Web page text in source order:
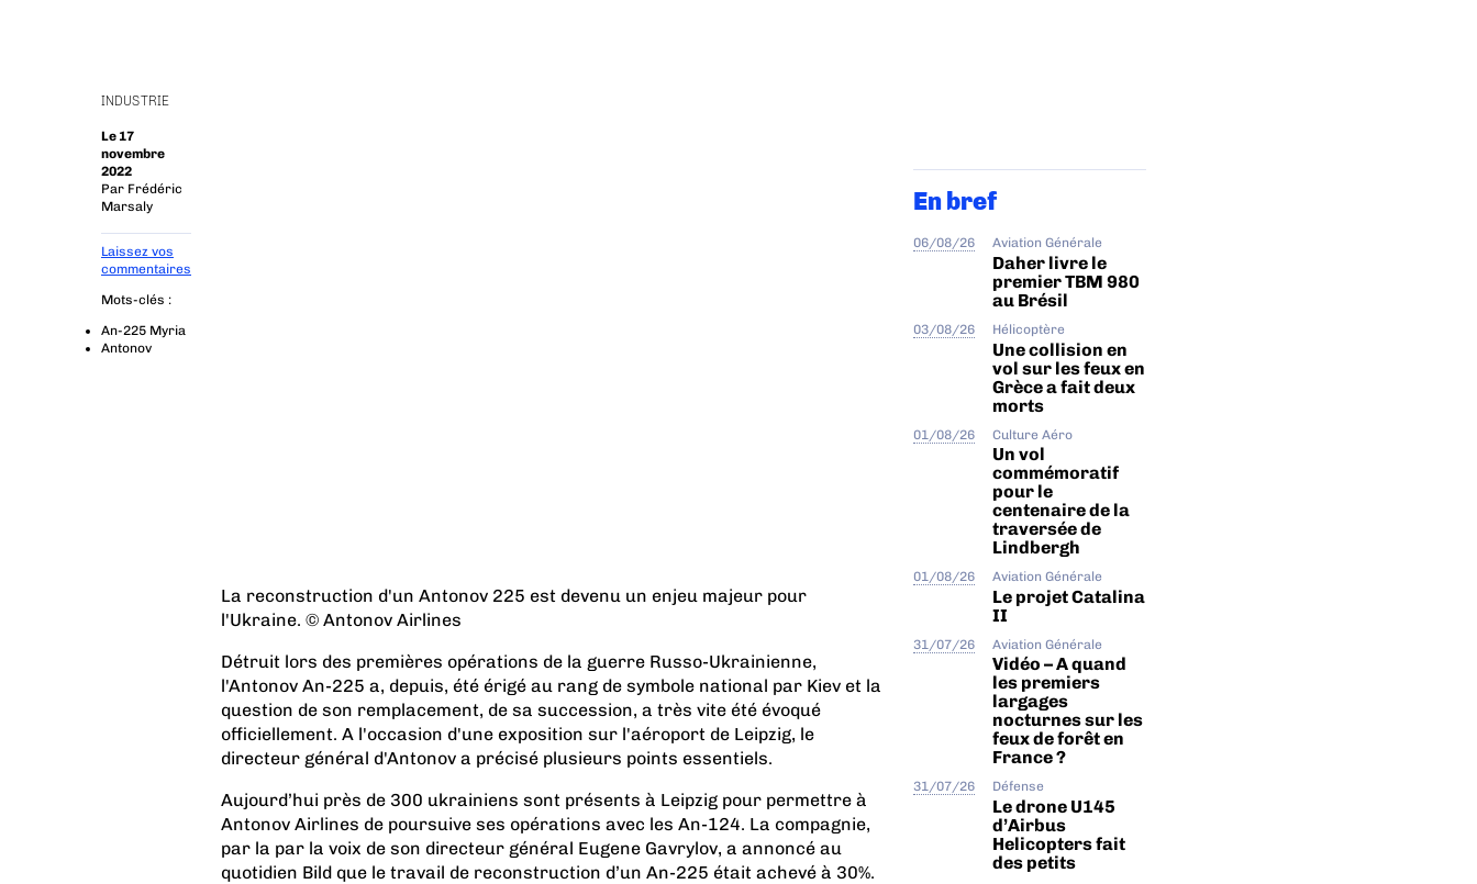
INDUSTRIE
Le 17
novembre
2022
Par Frédéric
Marsaly
Laissez vos
commentaires
Mots-clés :
An-225 Myria
Antonov
La reconstruction d'un Antonov 225 est devenu un enjeu majeur pour
l'Ukraine. © Antonov Airlines
Détruit lors des premières opérations de la guerre Russo-Ukrainienne,
l'Antonov An-225 a, depuis, été érigé au rang de symbole national par Kiev et la
question de son remplacement, de sa succession, a très vite été évoqué
officiellement. A l'occasion d'une exposition sur l'aéroport de Leipzig, le
directeur général d'Antonov a précisé plusieurs points essentiels.
Aujourd’hui près de 300 ukrainiens sont présents à Leipzig pour permettre à
Antonov Airlines de poursuive ses opérations avec les An-124. La compagnie,
par la par la voix de son directeur général Eugene Gavrylov, a annoncé au
quotidien Bild que le travail de reconstruction d’un An-225 était achevé à 30%.
En bref
06/08/26 Aviation Générale
Daher livre le
premier TBM 980
au Brésil
03/08/26 Hélicoptère
Une collision en
vol sur les feux en
Grèce a fait deux
morts
01/08/26 Culture Aéro
Un vol
commémoratif
pour le
centenaire de la
traversée de
Lindbergh
01/08/26 Aviation Générale
Le projet Catalina
II
31/07/26 Aviation Générale
Vidéo – A quand
les premiers
largages
nocturnes sur les
feux de forêt en
France ?
31/07/26 Défense
Le drone U145
d’Airbus
Helicopters fait
des petits